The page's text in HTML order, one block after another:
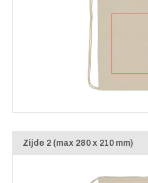
Zijde 2 (max 280 x 210 mm)